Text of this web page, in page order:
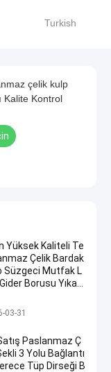
Turkish
çelik kulp
Kalite Kontrol
Yüksek Kaliteli Te
Çelik Bardak
Süzgeci Mutfak L
Borusu Yıka
Aksesuarları
03-31
Paslanmaz Ç
3 Yolu Bağlantı
Tüp Dirseği B